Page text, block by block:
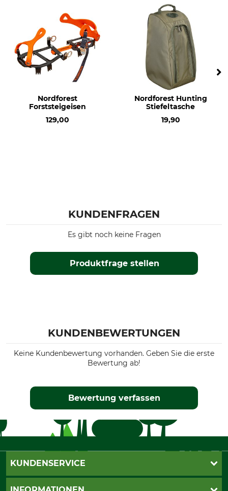
Nordforest
Forststeigeisen
129,00
Nordforest Hunting
Stiefeltasche
19,90
KUNDENFRAGEN
Produktfrage stellen
Es gibt noch keine Fragen
KUNDENBEWERTUNGEN
Keine Kundenbewertung vorhanden. Geben Sie die erste
Bewertung ab!
Bewertung verfassen
KUNDENSERVICE
Live-Shopping